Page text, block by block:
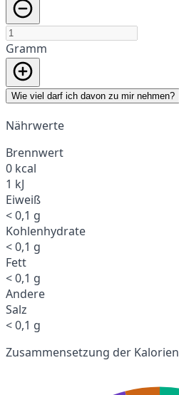
Gramm
Wie viel darf ich davon zu mir nehmen?
Nährwerte
Brennwert
0 kcal
1 kJ
Eiweiß
< 0,1 g
Kohlenhydrate
< 0,1 g
Fett
< 0,1 g
Andere
Salz
< 0,1 g
Zusammensetzung der Kalorien